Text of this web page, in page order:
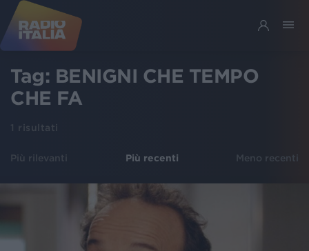
Tag: BENIGNI CHE TEMPO
CHE FA
1 risultati
Più rilevanti Più recenti Meno recenti